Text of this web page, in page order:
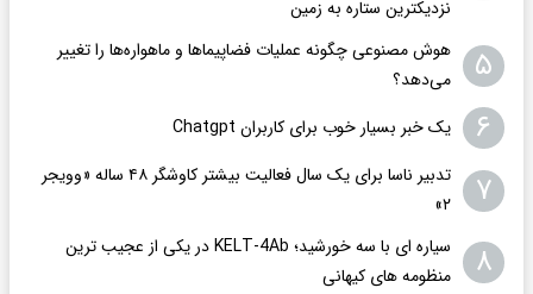
نزدیکترین ستاره به زمین
۵
هوش مصنوعی چگونه عملیات فضاپیماها و ماهواره‌ها را تغییر
می‌دهد؟
۶ یک خبر بسیار خوب برای کاربران Chatgpt
۷
تدبیر ناسا برای یک سال فعالیت بیشتر کاوشگر ۴۸ ساله «وویجر
۲»
۸
سیاره ای با سه خورشید؛ KELT-4Ab در یکی از عجیب ترین
منظومه های کیهانی